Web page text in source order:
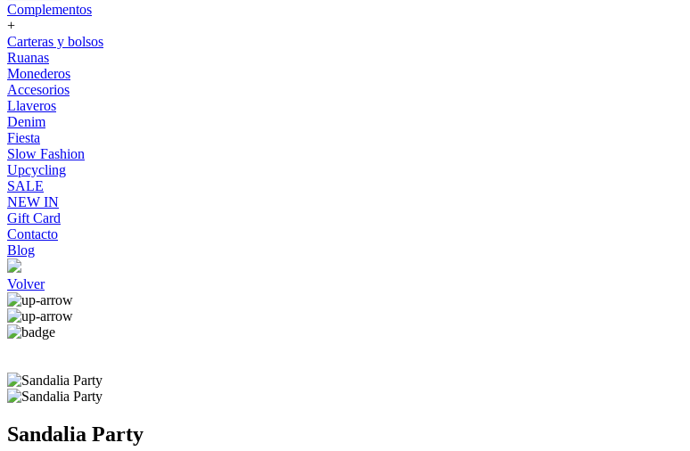
Complementos
+
Carteras y bolsos
Ruanas
Monederos
Accesorios
Llaveros
Denim
Fiesta
Slow Fashion
Upcycling
SALE
NEW IN
Gift Card
Contacto
Blog
Volver
Sandalia Party